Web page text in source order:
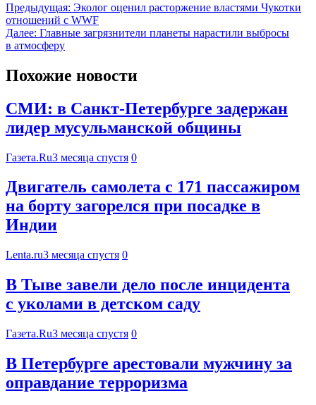
Предыдущая: Эколог оценил расторжение властями Чукотки
отношений с WWF
Далее: Главные загрязнители планеты нарастили выбросы
в атмосферу
Похожие новости
СМИ: в Санкт-Петербурге задержан
лидер мусульманской общины
Газета.Ru3 месяца спустя 0
Двигатель самолета с 171 пассажиром
на борту загорелся при посадке в
Индии
Lenta.ru3 месяца спустя 0
В Тыве завели дело после инцидента
с уколами в детском саду
Газета.Ru3 месяца спустя 0
В Петербурге арестовали мужчину за
оправдание терроризма